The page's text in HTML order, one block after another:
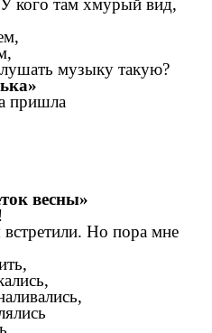
У кого там хмурый вид,
музыку такую?
пришла
весны»
Но пора мне